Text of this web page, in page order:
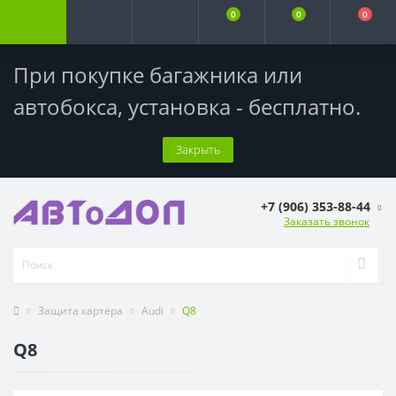
При покупке багажника или
автобокса, установка - бесплатно.
Закрыть
0 0 0
+7 (906) 353-88-44
Заказать звонок
Защита картера Audi Q8
Q8